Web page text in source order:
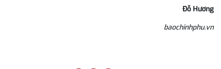
Đỗ Hương
baochinhphu.vn